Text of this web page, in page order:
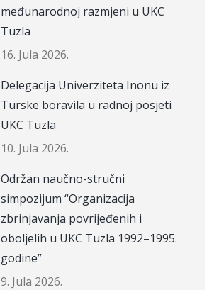
međunarodnoj razmjeni u UKC
Tuzla
16. Jula 2026.
Delegacija Univerziteta Inonu iz
Turske boravila u radnoj posjeti
UKC Tuzla
10. Jula 2026.
Održan naučno-stručni
simpozijum “Organizacija
zbrinjavanja povrijeđenih i
oboljelih u UKC Tuzla 1992–1995.
godine”
9. Jula 2026.